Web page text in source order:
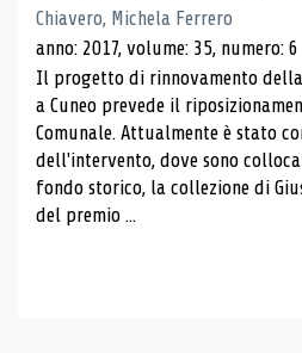
Chiavero, Michela Ferrero
anno: 2017, volume: 35, numero: 6
Il progetto di rinnovamento
a Cuneo prevede il
Comunale. Attualmente è stato
dell'intervento, dove sono
fondo storico, la collezione di
del premio ...